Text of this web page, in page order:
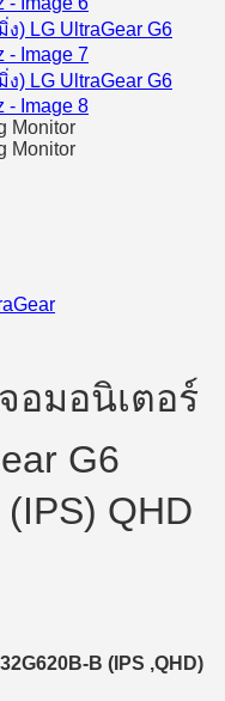
อมอนิเตอร์
G6
QHD
B (IPS ,QHD)